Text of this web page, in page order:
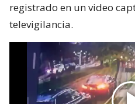
registrado en un video
televigilancia.